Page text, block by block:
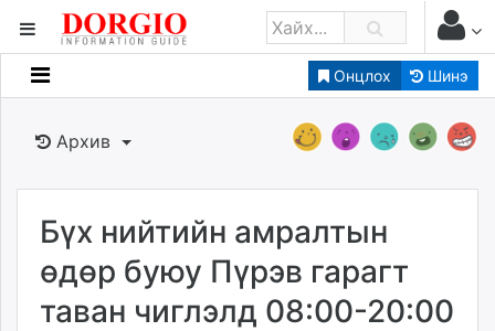
Онцлох Шинэ
Мэдээллийн
Банк санхүү
Бизнес ААН
Төрийн
Нийслэлийн
dorgio.mn
Архив
Бүх нийтийн амралтын
өдөр буюу Пүрэв гарагт
таван чиглэлд 08:00-20:00